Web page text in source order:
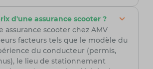
d'une assurance scooter ?
assurance scooter chez AMV
facteurs tels que le modèle du
du conducteur (permis,
le lieu de stationnement